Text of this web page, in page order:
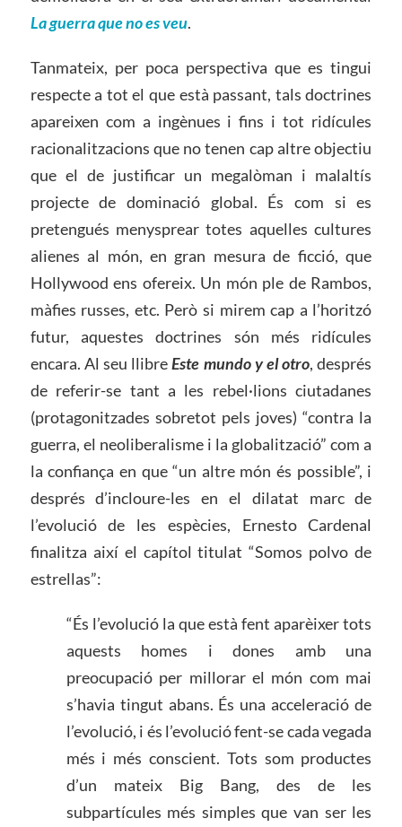
La guerra que no es veu.
Tanmateix, per poca perspectiva que es tingui
respecte a tot el que està passant, tals doctrines
apareixen com a ingènues i fins i tot ridícules
racionalitzacions que no tenen cap altre objectiu
que el de justificar un megalòman i malaltís
projecte de dominació global. És com si es
pretengués menysprear totes aquelles cultures
alienes al món, en gran mesura de ficció, que
Hollywood ens ofereix. Un món ple de Rambos,
màfies russes, etc. Però si mirem cap a l’horitzó
futur, aquestes doctrines són més ridícules
encara. Al seu llibreEste mundo y el otro, després
de referir-se tant a les rebel·lions ciutadanes
(protagonitzades sobretot pels joves) “contra la
guerra, el neoliberalisme i la globalització” com a
la confiança en que “un altre món és possible”, i
després d’incloure-les en el dilatat marc de
l’evolució de les espècies, Ernesto Cardenal
finalitza així el capítol titulat “Somos polvo de
estrellas”:
“És l’evolució la que està fent aparèixer tots
aquests homes i dones amb una
preocupació per millorar el món com mai
s’havia tingut abans. És una acceleració de
l’evolució, i és l’evolució fent-se cada vegada
més i més conscient. Tots som productes
d’un mateix Big Bang, des de les
subpartícules més simples que van ser les